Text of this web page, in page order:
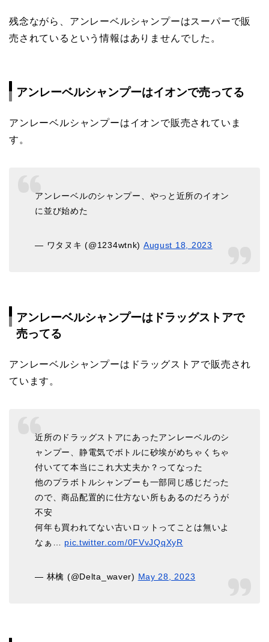
残念ながら、アンレーベルシャンプーはスーパーで販
売されているという情報はありませんでした。
アンレーベルシャンプーはイオンで売ってる
アンレーベルシャンプーはイオンで販売されていま
す。
アンレーベルのシャンプー、やっと近所のイオン
に並び始めた
— ワタヌキ (@1234wtnk) August 18, 2023
アンレーベルシャンプーはドラッグストアで
売ってる
アンレーベルシャンプーはドラッグストアで販売され
ています。
近所のドラッグストアにあったアンレーベルのシ
ャンプー、静電気でボトルに砂埃がめちゃくちゃ
付いてて本当にこれ大丈夫か？ってなった
他のプラボトルシャンプーも一部同じ感じだった
ので、商品配置的に仕方ない所もあるのだろうが
不安
何年も買われてない古いロットってことは無いよ
なぁ… pic.twitter.com/0FVvJQqXyR
— 林檎 (@Delta_waver) May 28, 2023